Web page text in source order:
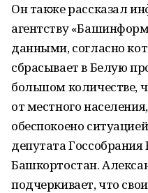
Он также рассказал
агентству
данными, согласно
сбрасывает в Белую
большом количестве,
от местного
обеспокоено
депутата Госсобрания
Башкортостан.
подчеркивает, что